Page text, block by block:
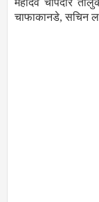
महादेव चोपदार
चाफाकानडे, सचिन